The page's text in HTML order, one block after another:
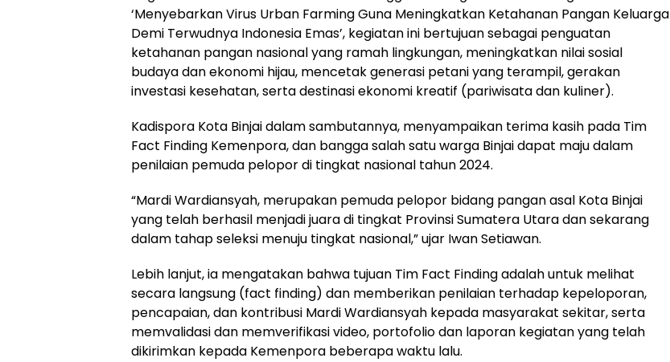
‘Menyebarkan Virus Urban Farming Guna Meningkatkan Ketahanan Pangan Keluarga
Demi Terwudnya Indonesia Emas’, kegiatan ini bertujuan sebagai penguatan
ketahanan pangan nasional yang ramah lingkungan, meningkatkan nilai sosial
budaya dan ekonomi hijau, mencetak generasi petani yang terampil, gerakan
investasi kesehatan, serta destinasi ekonomi kreatif (pariwisata dan kuliner).
Kadispora Kota Binjai dalam sambutannya, menyampaikan terima kasih pada Tim
Fact Finding Kemenpora, dan bangga salah satu warga Binjai dapat maju dalam
penilaian pemuda pelopor di tingkat nasional tahun 2024.
“Mardi Wardiansyah, merupakan pemuda pelopor bidang pangan asal Kota Binjai
yang telah berhasil menjadi juara di tingkat Provinsi Sumatera Utara dan sekarang
dalam tahap seleksi menuju tingkat nasional,” ujar Iwan Setiawan.
Lebih lanjut, ia mengatakan bahwa tujuan Tim Fact Finding adalah untuk melihat
secara langsung (fact finding) dan memberikan penilaian terhadap kepeloporan,
pencapaian, dan kontribusi Mardi Wardiansyah kepada masyarakat sekitar, serta
memvalidasi dan memverifikasi video, portofolio dan laporan kegiatan yang telah
dikirimkan kepada Kemenpora beberapa waktu lalu.